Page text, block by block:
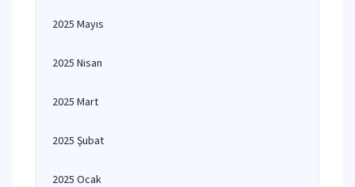
2025 Mayıs
2025 Nisan
2025 Mart
2025 Şubat
2025 Ocak